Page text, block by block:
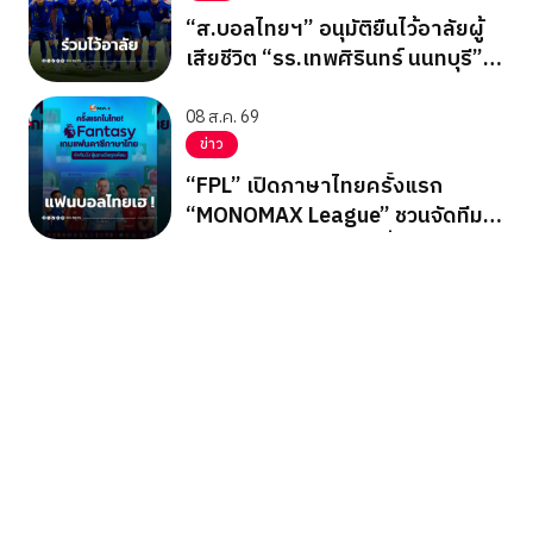
“ส.บอลไทยฯ” อนุมัติยืนไว้อาลัยผู้
เสียชีวิต “รร.เทพศิรินทร์ นนทบุรี”
08 ส.ค. 69
ข่าว
“FPL” เปิดภาษาไทยครั้งแรก
“MONOMAX League” ชวนจัดทีม